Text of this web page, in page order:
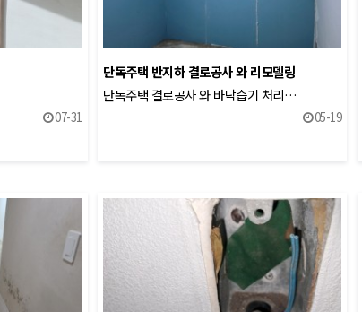
07-31
단독주택 반지하 결로공사 와 리모델링
단독주택 결로공사 와 바닥습기 처리…
05-19